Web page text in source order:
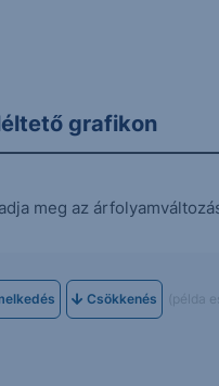
grafikon
meg az
Csökkenés (példa